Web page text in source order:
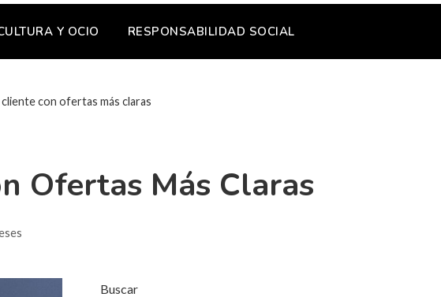
Y OCIO RESPONSABILIDAD SOCIAL
con ofertas más claras
Ofertas Más Claras
Buscar